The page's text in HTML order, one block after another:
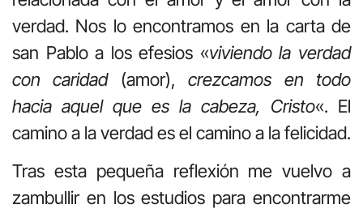
verdad. Nos lo encontramos en la carta de
san Pablo a los efesios «viviendo la verdad
con caridad(amor),crezcamos en todo
hacia aquel que es la cabeza, Cristo«. El
camino a la verdad es el camino a la felicidad.
Tras esta pequeña reflexión me vuelvo a
zambullir en los estudios para encontrarme